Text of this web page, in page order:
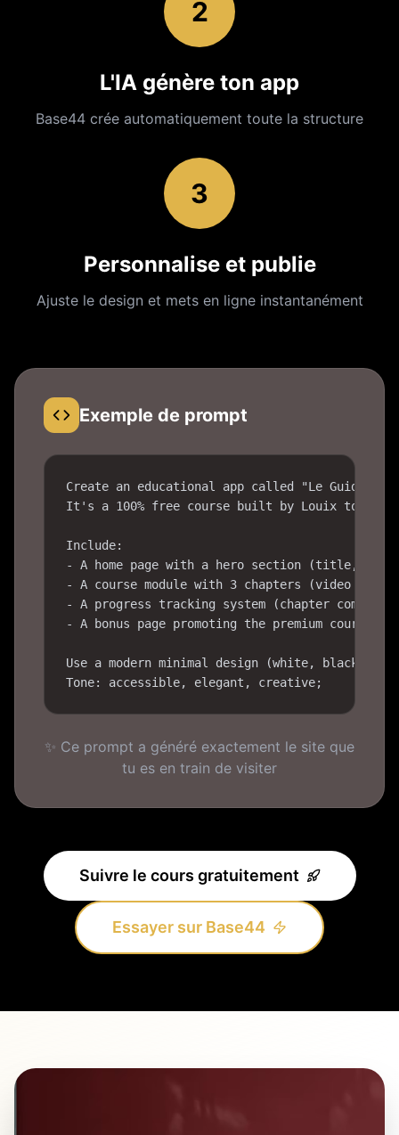
2
L'IA génère ton app
Base44 crée automatiquement toute la structure
3
Personnalise et publie
Ajuste le design et mets en ligne instantanément
Exemple de prompt
Create an educational app called "Le Guide
It's a 100% free course built by Louix to
Include:
- A home page with a hero section (title,
- A course module with 3 chapters (video +
- A progress tracking system (chapter
- A bonus page promoting the premium course.
Use a modern minimal design (white, black,
Tone: accessible, elegant, creative;
✨ Ce prompt a généré exactement le site que
tu es en train de visiter
Suivre le cours gratuitement
Essayer sur Base44